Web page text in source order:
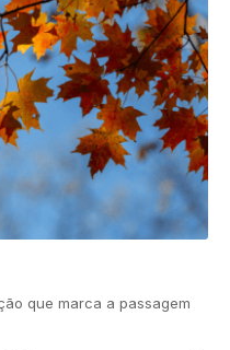
que marca a passagem